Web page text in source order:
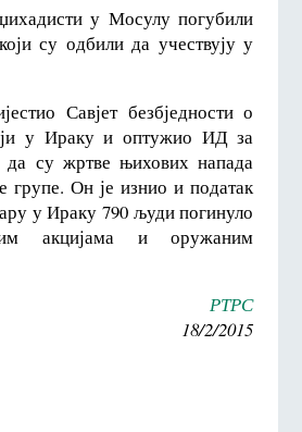
у Мосулу погубили
су одбили да учествују у
Савјет безбједности о
у Ираку и оптужио ИД за
да су жртве њихових напада
групе. Он је изнио и податак
у Ираку 790 људи погинуло
акцијама и оружаним
РТРС
18/2/2015